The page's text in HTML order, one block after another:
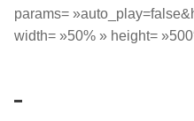
params=
width= »50% » height=